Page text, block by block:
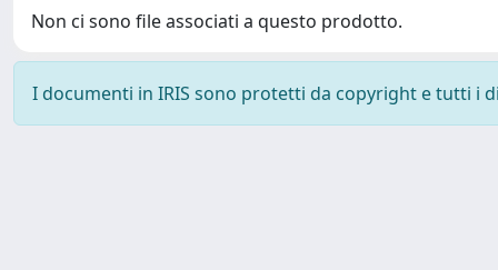
Non ci sono file associati a questo prodotto.
I documenti in IRIS sono protetti da copyright e tutti i